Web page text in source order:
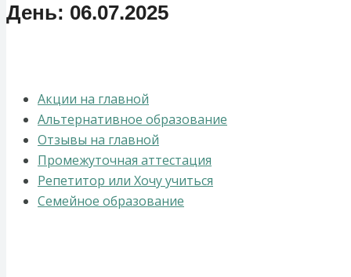
День: 06.07.2025
Акции на главной
Альтернативное образование
Отзывы на главной
Промежуточная аттестация
Репетитор или Хочу учиться
Семейное образование